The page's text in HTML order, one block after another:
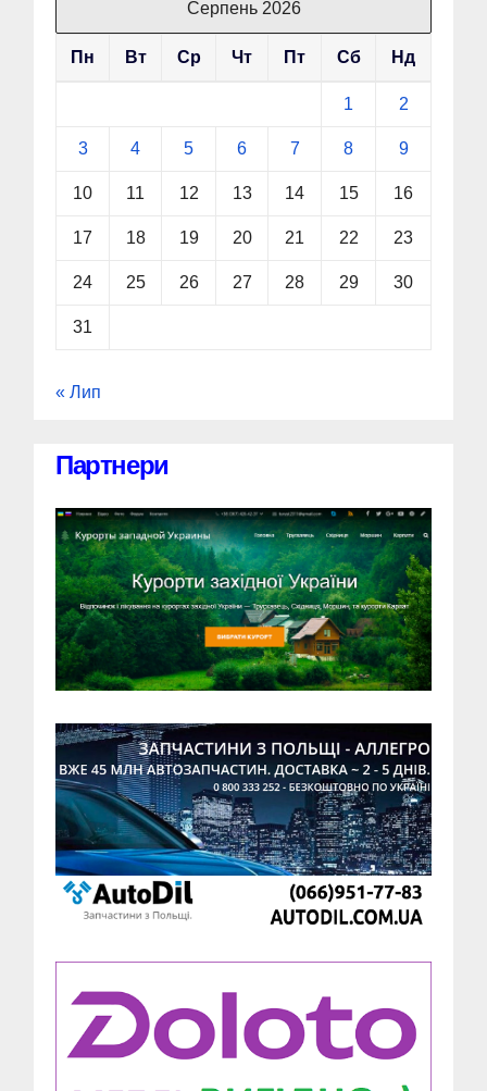
Серпень 2026
Пн Вт Ср Чт Пт Сб Нд
1 2
3 4 5 6 7 8 9
10 11 12 13 14 15 16
17 18 19 20 21 22 23
24 25 26 27 28 29 30
31
« Лип
Партнери